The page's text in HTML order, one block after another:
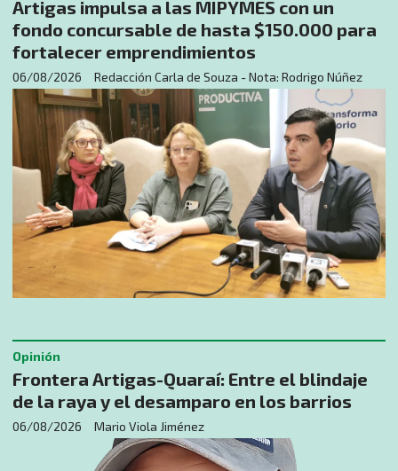
Artigas impulsa a las MIPYMES con un
fondo concursable de hasta $150.000 para
fortalecer emprendimientos
Redacción Carla de Souza - Nota: Rodrigo Núñez
06/08/2026
​Frontera Artigas-Quaraí: Entre el blindaje
de la raya y el desamparo en los barrios
Mario Viola Jiménez
Opinión
06/08/2026